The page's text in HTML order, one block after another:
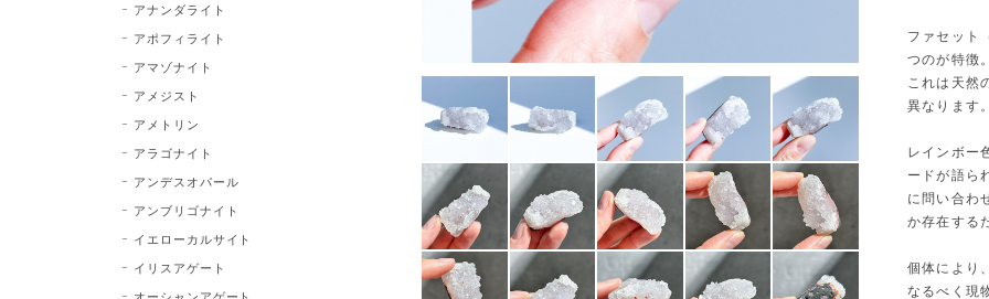
ファセット
つのが特徴
これは天然
異なります
レインボー
ードが語ら
に問い合わ
か存在する
個体により
なるべく現
アナンダライト
アポフィライト
アマゾナイト
アメジスト
アメトリン
アラゴナイト
アンデスオパール
アンブリゴナイト
イエローカルサイト
イリスアゲート
オーシャンアゲート